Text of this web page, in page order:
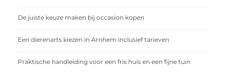
De juiste keuze maken bij occasion kopen
Een dierenarts kiezen in Arnhem inclusief tarieven
Praktische handleiding voor een fris huis en een fijne tuin